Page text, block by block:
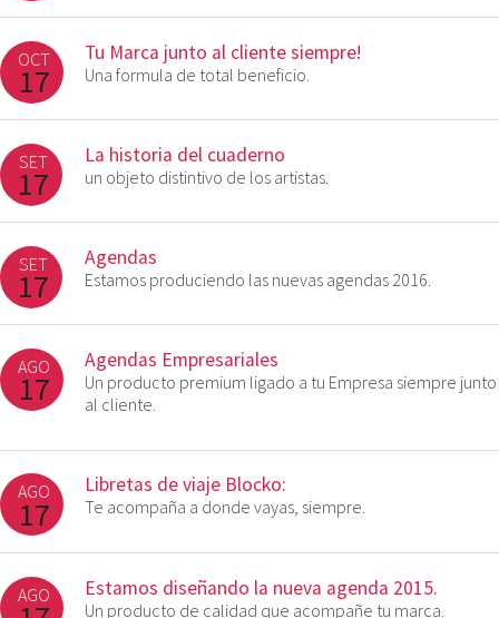
OCT
17
Tu Marca junto al cliente siempre!
Una formula de total beneficio.
SET
17
La historia del cuaderno
un objeto distintivo de los artistas.
SET
17
Agendas
Estamos produciendo las nuevas agendas 2016.
AGO
17
Agendas Empresariales
Un producto premium ligado a tu Empresa siempre junto
al cliente.
AGO
17
Libretas de viaje Blocko:
Te acompaña a donde vayas, siempre.
AGO Estamos diseñando la nueva agenda 2015.
Un producto de calidad que acompañe tu marca.